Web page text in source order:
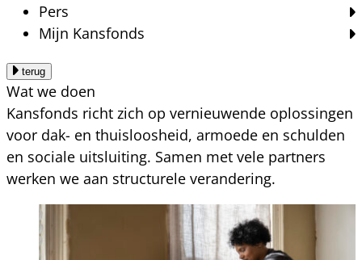
Pers
Mijn Kansfonds
terug
Wat we doen
Kansfonds richt zich op vernieuwende oplossingen
voor dak- en thuisloosheid, armoede en schulden
en sociale uitsluiting. Samen met vele partners
werken we aan structurele verandering.